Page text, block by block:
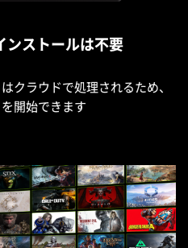
ンストールは不要
クラウドで処理されるため、
開始できます